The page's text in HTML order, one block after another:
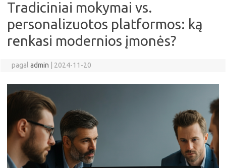
Tradiciniai mokymai vs.
personalizuotos platformos: ką
renkasi modernios įmonės?
pagal admin 2024-11-20